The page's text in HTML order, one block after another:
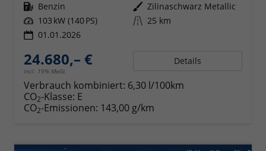
Kraftstoff Benzin Außenfarbe Zilinaschwarz Metallic
Leistung 103 kW (140 PS) Kilometerstand 25 km
01.01.2026
24.680,– €
incl. 19% MwSt.
Details
Verbrauch kombiniert: 6,30 l/100km
CO2-Klasse: E
CO2-Emissionen: 143,00 g/km